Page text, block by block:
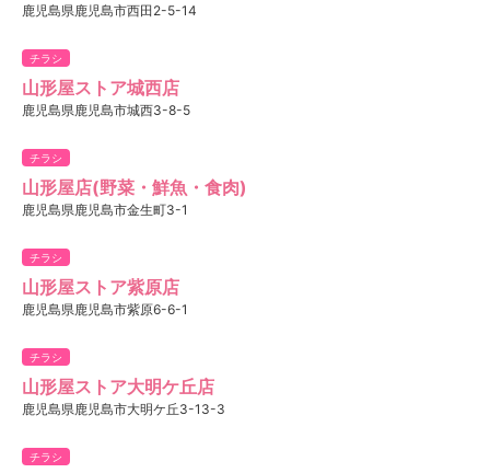
鹿児島県鹿児島市西田2-5-14
チラシ
山形屋ストア城西店
鹿児島県鹿児島市城西3-8-5
チラシ
山形屋店(野菜・鮮魚・食肉)
鹿児島県鹿児島市金生町3-1
チラシ
山形屋ストア紫原店
鹿児島県鹿児島市紫原6-6-1
チラシ
山形屋ストア大明ケ丘店
鹿児島県鹿児島市大明ケ丘3-13-3
チラシ